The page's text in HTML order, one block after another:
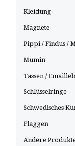
Kleidung
Magnete
Pippi / Findus /
Mumin
Tassen /
Schlüsselringe
Schwedisches
Flaggen
Andere